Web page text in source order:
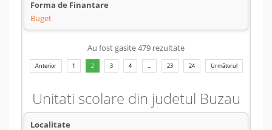
Buget
Au fost gasite 479 rezultate
Anterior 1 2 3 4 ... 23 24 Următorul
Unitati scolare din judetul Buzau